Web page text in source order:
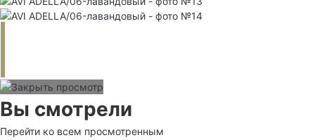
Вы смотрели
Перейти ко всем просмотренным